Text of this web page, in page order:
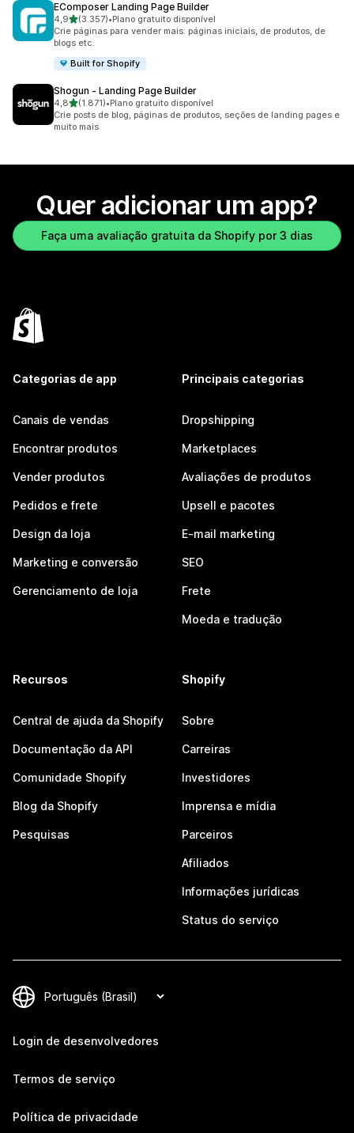
EComposer Landing Page Builder
4,9de 5 estrelas
(3.357)
3357 avaliações ao todo
•Plano gratuito disponível
Crie páginas para vender mais: páginas iniciais, de produtos, de
blogs etc.
Built for Shopify
Shogun ‑ Landing Page Builder
4,8de 5 estrelas
(1.871)
1871 avaliações ao todo
•Plano gratuito disponível
Crie posts de blog, páginas de produtos, seções de landing pages e
muito mais
Quer adicionar um app?
Faça uma avaliação gratuita da Shopify por 3 dias
Categorias de app
Canais de vendas
Encontrar produtos
Vender produtos
Pedidos e frete
Design da loja
Marketing e conversão
Gerenciamento de loja
Principais categorias
Dropshipping
Marketplaces
Avaliações de produtos
Upsell e pacotes
E-mail marketing
SEO
Frete
Moeda e tradução
Recursos
Central de ajuda da Shopify
Documentação da API
Comunidade Shopify
Blog da Shopify
Pesquisas
Shopify
Sobre
Carreiras
Investidores
Imprensa e mídia
Parceiros
Afiliados
Informações jurídicas
Status do serviço
Login de desenvolvedores
Termos de serviço
Política de privacidade